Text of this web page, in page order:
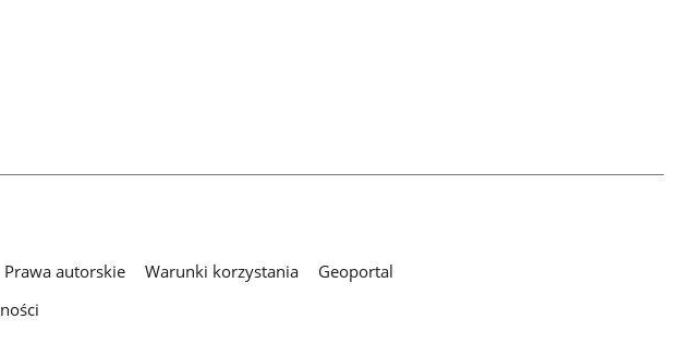
Prawa autorskie Warunki korzystania
Geoportal